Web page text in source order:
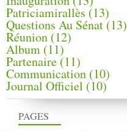
PAGES
Patriciamirallès (13)
Questions Au Sénat(13)
Réunion (12)
Album (11)
Partenaire(11)
Communication (10)
Journal Officiel (10)